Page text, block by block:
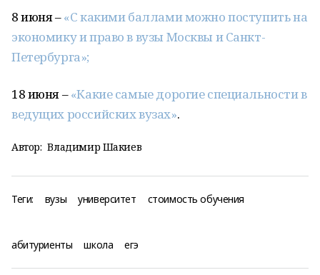
8 июня –«С какими баллами можно поступить на
экономику и право в вузы Москвы и Санкт-
Петербурга»;
18 июня –«Какие самые дорогие специальности в
ведущих российских вузах».
Автор: Владимир Шакиев
Теги: вузы университет стоимость обучения
абитуриенты школа егэ